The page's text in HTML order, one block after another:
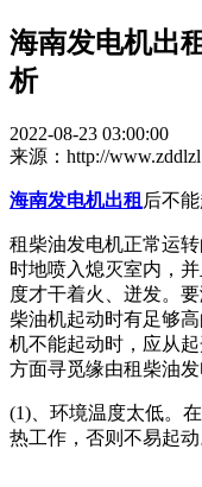
海南发电机出
析
2022-08-23 03:00:00
来源：http://
海南发电机出租 后不
租柴油发电机正常运
时地喷入熄灭室内，
度才干着火、迸发。
柴油机起动时有足够
机不能起动时，应从
方面寻觅缘由租柴油发
(1)、环境温度太低。
热工作，否则不易起动